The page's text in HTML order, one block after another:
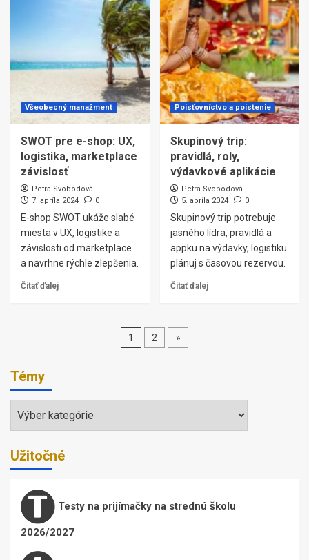
Všeobecný manažment
SWOT pre e-shop: UX,
logistika, marketplace
závislosť
Petra Svobodová
7. apríla 2024
0
E-shop SWOT ukáže slabé
miesta v UX, logistike a
závislosti od marketplace
a navrhne rýchle zlepšenia.
Čítať ďalej
Poisťovníctvo a poistenie
Skupinový trip:
pravidlá, roly,
výdavkové aplikácie
Petra Svobodová
5. apríla 2024
0
Skupinový trip potrebuje
jasného lídra, pravidlá a
appku na výdavky, logistiku
plánuj s časovou rezervou.
Čítať ďalej
Stránkovanie
1 2 »
Témy
Témy
Užitočné
Testy na prijímačky na strednú školu
2026/2027